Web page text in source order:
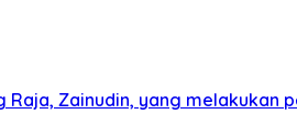
Raja, Zainudin, yang